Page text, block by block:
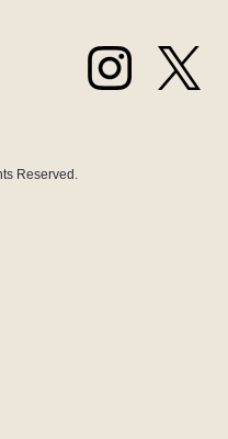
Reserved.